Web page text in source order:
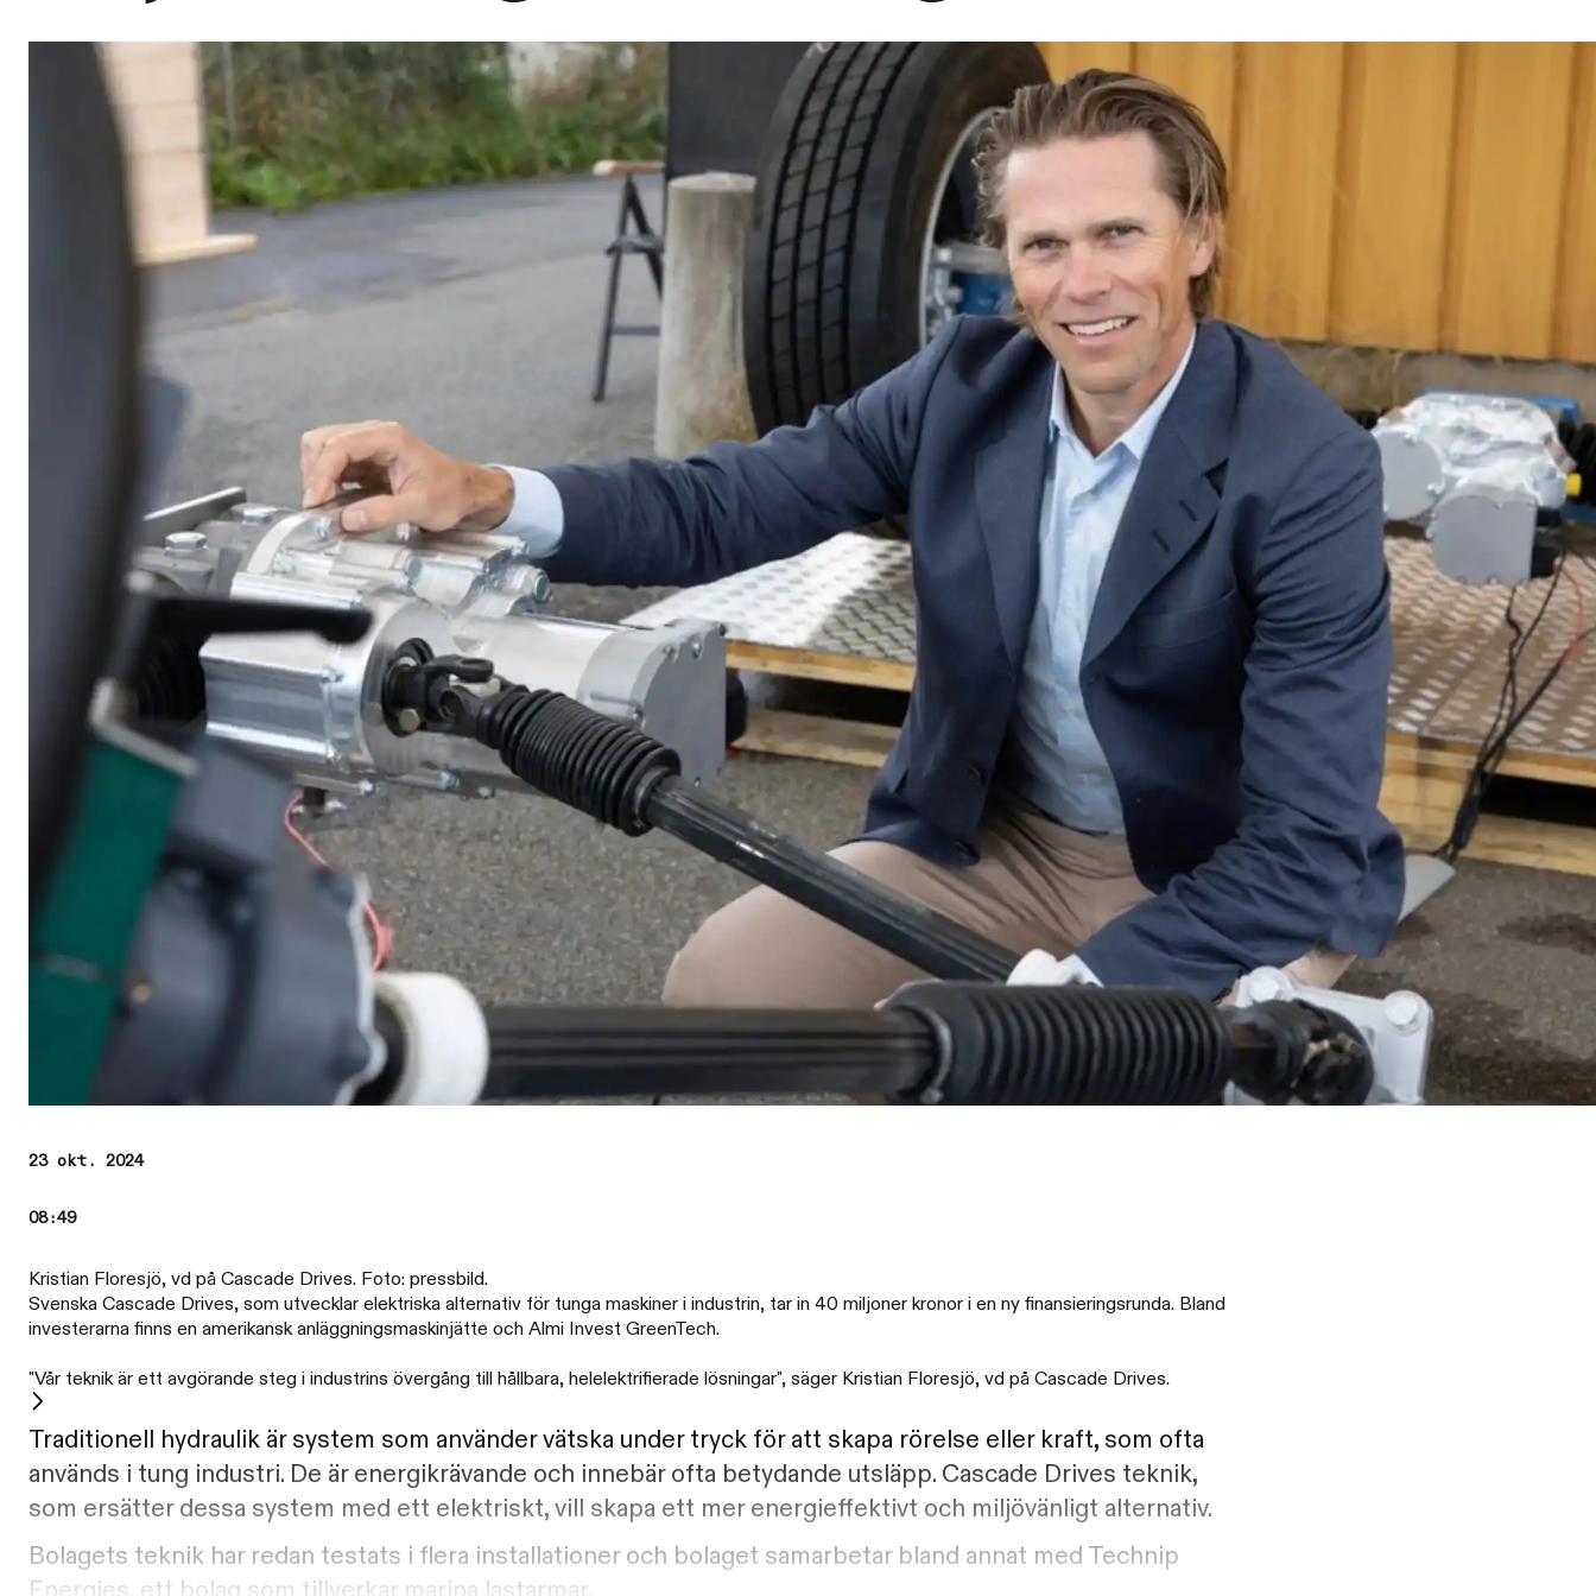
23 okt. 2024
08:49
Kristian Floresjö, vd på Cascade Drives. Foto: pressbild.
Svenska Cascade Drives, som utvecklar elektriska alternativ för tunga maskiner i industrin, tar in 40 miljoner kronor i en ny finansieringsrunda. Bland
investerarna finns en amerikansk anläggningsmaskinjätte och Almi Invest GreenTech.
"Vår teknik är ett avgörande steg i industrins övergång till hållbara, helelektrifierade lösningar", säger Kristian Floresjö, vd på Cascade Drives.
Traditionell hydraulik är system som använder vätska under tryck för att skapa rörelse eller kraft, som ofta
används i tung industri. De är energikrävande och innebär ofta betydande utsläpp. Cascade Drives teknik,
som ersätter dessa system med ett elektriskt, vill skapa ett mer energieffektivt och miljövänligt alternativ.
Bolagets teknik har redan testats i flera installationer och bolaget samarbetar bland annat med Technip